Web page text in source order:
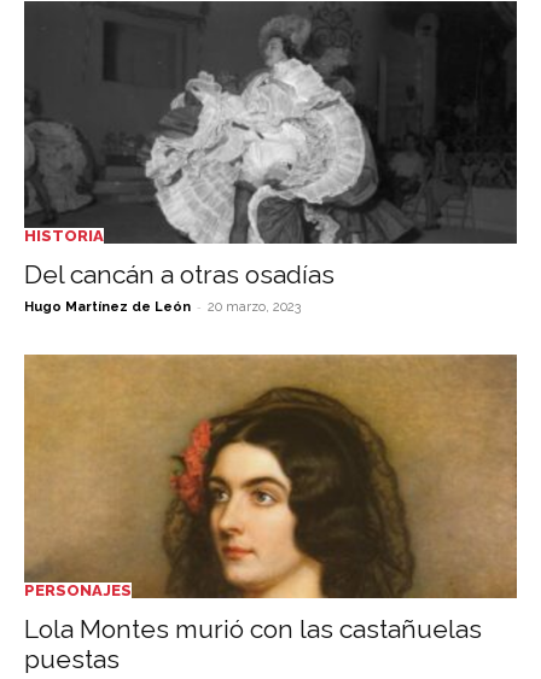
Hoy
HISTORIA
Del cancán a otras osadías
Hugo Martínez de León - 20 marzo, 2023
PERSONAJES
Lola Montes murió con las castañuelas
puestas